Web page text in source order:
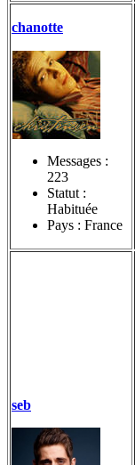
chanotte
Messages :
223
Statut :
Habituée
Pays : France
seb